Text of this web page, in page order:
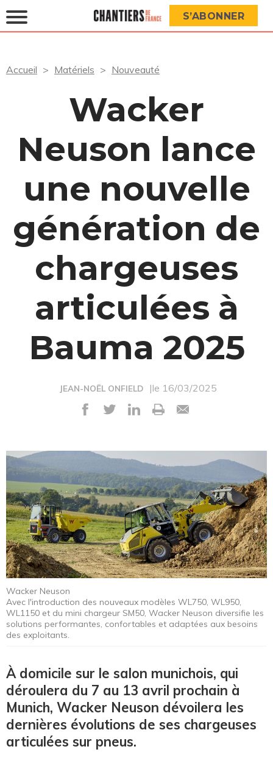
S’ABONNER
Accueil Matériels Nouveauté
Wacker
Neuson lance
une nouvelle
génération de
chargeuses
articulées à
Bauma 2025
JEAN-NOËL ONFIELD |le 16/03/2025
Wacker Neuson
Avec l'introduction des nouveaux modèles WL750, WL950,
WL1150 et du mini chargeur SM50, Wacker Neuson diversifie les
solutions performantes, confortables et adaptées aux besoins
des exploitants.
À domicile sur le salon munichois, qui
déroulera du 7 au 13 avril prochain à
Munich, Wacker Neuson dévoilera les
dernières évolutions de ses chargeuses
articulées sur pneus.